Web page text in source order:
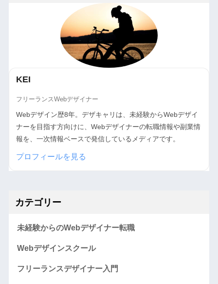
KEI
フリーランスWebデザイナー
Webデザイン歴8年。デザキャリは、未経験からWebデザイ
ナーを目指す方向けに、Webデザイナーの転職情報や副業情
報を、一次情報ベースで発信しているメディアです。
プロフィールを見る
カテゴリー
未経験からのWebデザイナー転職
Webデザインスクール
フリーランスデザイナー入門